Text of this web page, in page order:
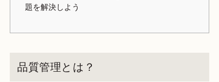
題を解決しよう
品質管理とは？